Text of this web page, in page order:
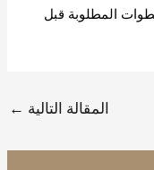
المطلوبة قبل
المقالة التالية ←